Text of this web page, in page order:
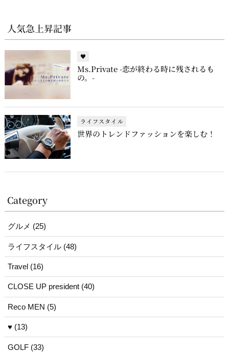
人気急上昇記事
♥
Ms.Private -恋が終わる時に残されるも
の。-
ライフスタイル
世界のトレンドファッションを楽しむ！
Category
グルメ (25)
ライフスタイル (48)
Travel (16)
CLOSE UP president (40)
Reco MEN (5)
♥ (13)
GOLF (33)